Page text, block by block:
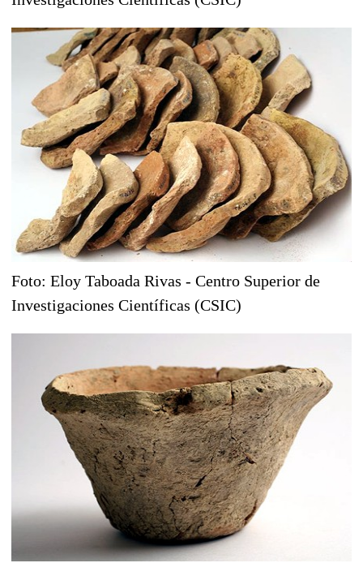
Foto: Eloy Taboada Rivas - Centro Superior de
Investigaciones Científicas (CSIC)